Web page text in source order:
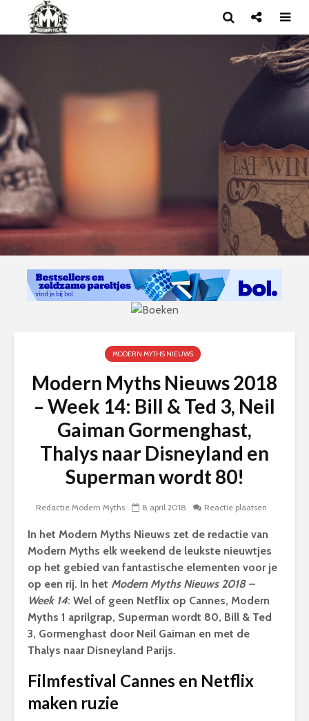
MODERN MYTHS NIEUWS
Modern Myths Nieuws 2018
– Week 14: Bill & Ted 3, Neil
Gaiman Gormenghast,
Thalys naar Disneyland en
Superman wordt 80!
Redactie Modern Myths 8 april 2018 Reactie plaatsen
In het Modern Myths Nieuws zet de redactie van
Modern Myths elk weekend de leukste nieuwtjes
op het gebied van fantastische elementen voor je
op een rij. In het Modern Myths Nieuws 2018 –
Week 14: Wel of geen Netflix op Cannes, Modern
Myths 1 aprilgrap, Superman wordt 80, Bill & Ted
3, Gormenghast door Neil Gaiman en met de
Thalys naar Disneyland Parijs.
Filmfestival Cannes en Netflix
maken ruzie